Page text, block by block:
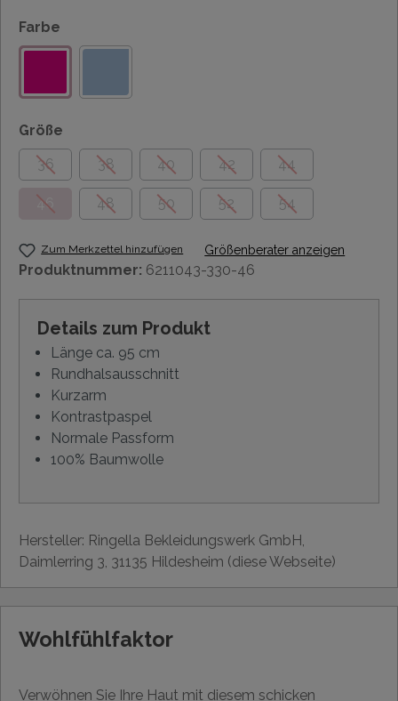
Farbe
Größe
36
38 40 42 44
46 48 50 52 54
Zum Merkzettel hinzufügen Größenberater anzeigen
Produktnummer: 6211043-330-46
Details zum Produkt
Länge ca. 95 cm
Rundhalsausschnitt
Kurzarm
Kontrastpaspel
Normale Passform
100% Baumwolle
Hersteller: Ringella Bekleidungswerk GmbH,
Daimlerring 3, 31135 Hildesheim (diese Webseite)
Wohlfühlfaktor
Verwöhnen Sie Ihre Haut mit diesem schicken